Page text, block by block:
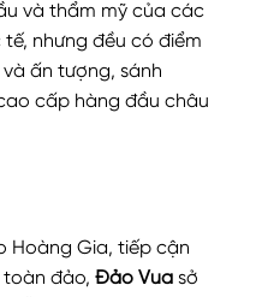
và thẩm mỹ của các
nhưng đều có điểm
ấn tượng, sánh
cấp hàng đầu châu
Hoàng Gia, tiếp cận
đảo, Đảo Vua sở